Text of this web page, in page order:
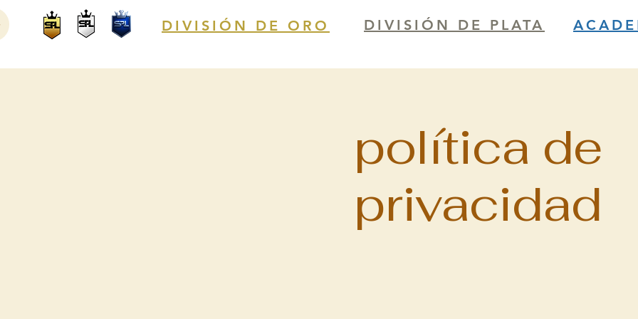
DIVISIÓN DE ORO DIVISIÓN DE PLATA
política de
privacidad